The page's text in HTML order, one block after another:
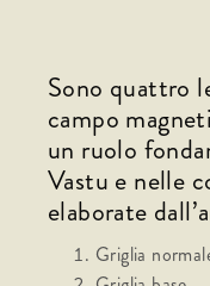
Sono quattro
campo
un ruolo
Vastu e nelle
elaborate
Griglia